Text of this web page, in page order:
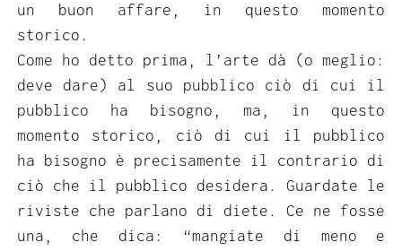
un buon affare, in questo momento
storico.
Come ho detto prima, l’arte dà (o meglio:
deve dare) al suo pubblico ciò di cui il
pubblico ha bisogno, ma, in questo
momento storico, ciò di cui il pubblico
ha bisogno è precisamente il contrario di
ciò che il pubblico desidera. Guardate le
riviste che parlano di diete. Ce ne fosse
una, che dica: “mangiate di meno e